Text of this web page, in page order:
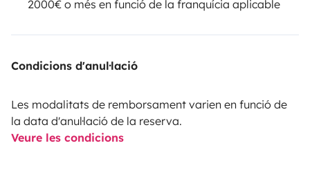
2000€ o més en funció de la franquícia aplicable
Condicions d'anul·lació
Les modalitats de remborsament varien en funció de
la data d'anul·lació de la reserva.
Veure les condicions